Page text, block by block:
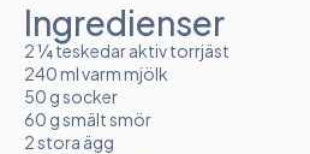
Ingredienser
2 ¼ teskedar aktiv torrjäst
240 ml varm mjölk
50 g socker
60 g smält smör
2 stora ägg